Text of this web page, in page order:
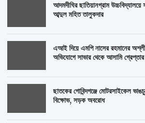
আদমদীঘির ছাতিয়ানগ্রাম উচ্চবিদ্যালয়ে
আব্দুল মহিত তালুকদার
এআই দিয়ে এমপি নাসের রহমানের
অভিযোগে সাভার থেকে আসামি গ্রেপ্তার
ছাতকের গোবিন্দগঞ্জে মোটরসাইকেল
বিক্ষোভ, সড়ক অবরোধ